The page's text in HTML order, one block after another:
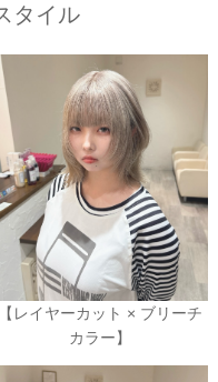
タイル
【レイヤーカット × ブリーチ
カラー】